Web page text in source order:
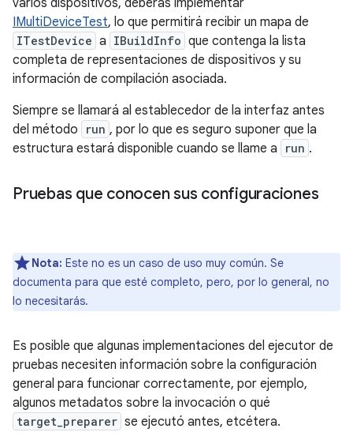
varios dispositivos, deberás implementar
IMultiDeviceTest, lo que permitirá recibir un mapa de
ITestDevice a IBuildInfo que contenga la lista
completa de representaciones de dispositivos y su
información de compilación asociada.
Siempre se llamará al establecedor de la interfaz antes
del método
run , por lo que es seguro suponer que la
estructura estará disponible cuando se llame a
run .
Pruebas que conocen sus configuraciones
Nota: Este no es un caso de uso muy común. Se
documenta para que esté completo, pero, por lo general, no
lo necesitarás.
Es posible que algunas implementaciones del ejecutor de
pruebas necesiten información sobre la configuración
general para funcionar correctamente, por ejemplo,
algunos metadatos sobre la invocación o qué
target_preparer se ejecutó antes, etcétera.